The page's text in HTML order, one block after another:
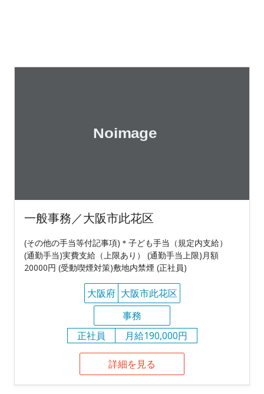
一般事務／大阪市此花区
(その他の手当等付記事項)＊子ども手当（規定内支給）
(通勤手当)実費支給（上限あり） (通勤手当上限)月額
20000円 (受動喫煙対策)敷地内禁煙 (正社員)
大阪府 大阪市此花区
事務
正社員
月給190,000円
詳細を見る